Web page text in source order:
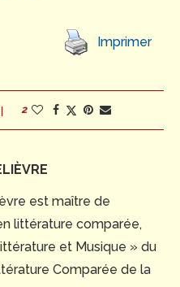
Imprimer
2
est maître de
littérature comparée,
et Musique » du
Comparée de la